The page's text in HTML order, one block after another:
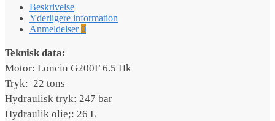
antal
Beskrivelse
Yderligere information
Anmeldelser0
Teknisk data:
Motor: Loncin G200F 6.5 Hk
Tryk: 22 tons
Hydraulisk tryk: 247 bar
Hydraulik olie;: 26 L